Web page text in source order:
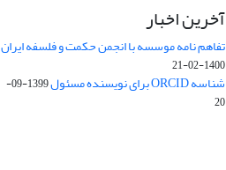
آخرین اخبار
تفاهم نامه موسسه با انجمن حکمت و فلسفه ایران
1400-02-21
شناسه ORCID برای نویسنده مسئول
1399-09-
20